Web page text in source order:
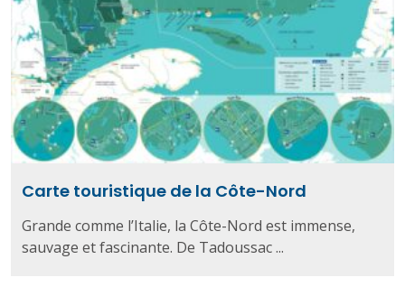
Carte touristique de la Côte-Nord
Grande comme l’Italie, la Côte-Nord est immense,
sauvage et fascinante. De Tadoussac ...